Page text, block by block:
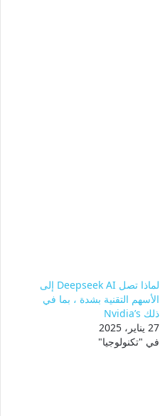
لماذا تصل Deepseek AI إلى
الأسهم التقنية بشدة ، بما في
ذلك Nvidia’s
27 يناير، 2025
في "تكنولوجيا"